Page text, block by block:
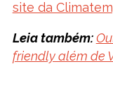
site da
Leia também:
friendly além de